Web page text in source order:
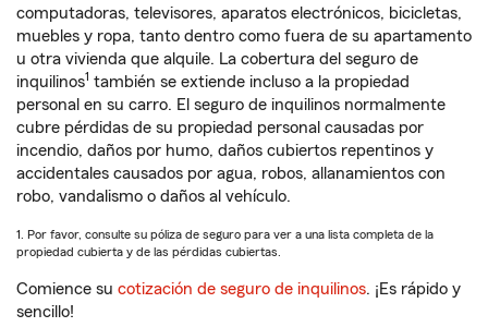
computadoras, televisores, aparatos electrónicos, bicicletas,
muebles y ropa, tanto dentro como fuera de su apartamento
u otra vivienda que alquile. La cobertura del seguro de
inquilinos1 también se extiende incluso a la propiedad
personal en su carro. El seguro de inquilinos normalmente
cubre pérdidas de su propiedad personal causadas por
incendio, daños por humo, daños cubiertos repentinos y
accidentales causados por agua, robos, allanamientos con
robo, vandalismo o daños al vehículo.
1. Por favor, consulte su póliza de seguro para ver a una lista completa de la
propiedad cubierta y de las pérdidas cubiertas.
Comience su cotización de seguro de inquilinos. ¡Es rápido y
sencillo!